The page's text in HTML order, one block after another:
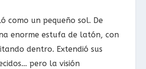
como un pequeño sol. De
enorme estufa de latón, con
dentro. Extendió sus
pero la visión